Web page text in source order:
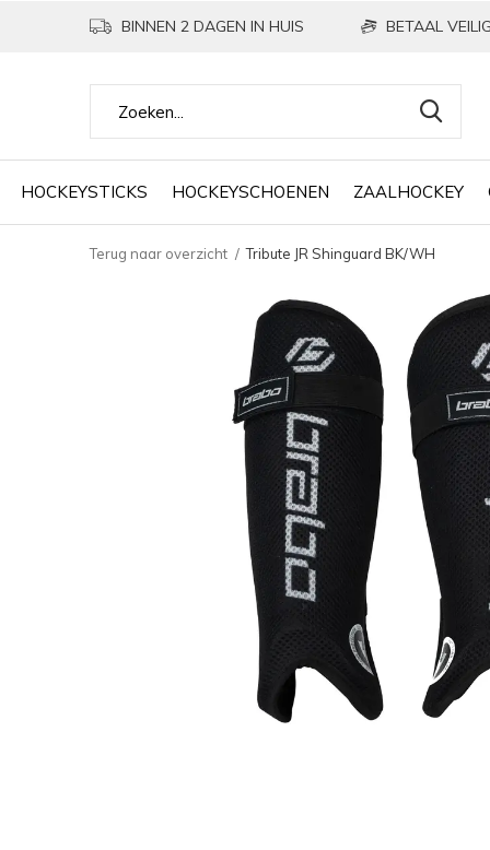
HOCKEYSTICKS HOCKEYSCHOENEN ZAALHOCKEY
BINNEN 2 DAGEN IN HUIS BETAAL
Terug naar overzicht Tribute JR Shinguard BK/WH